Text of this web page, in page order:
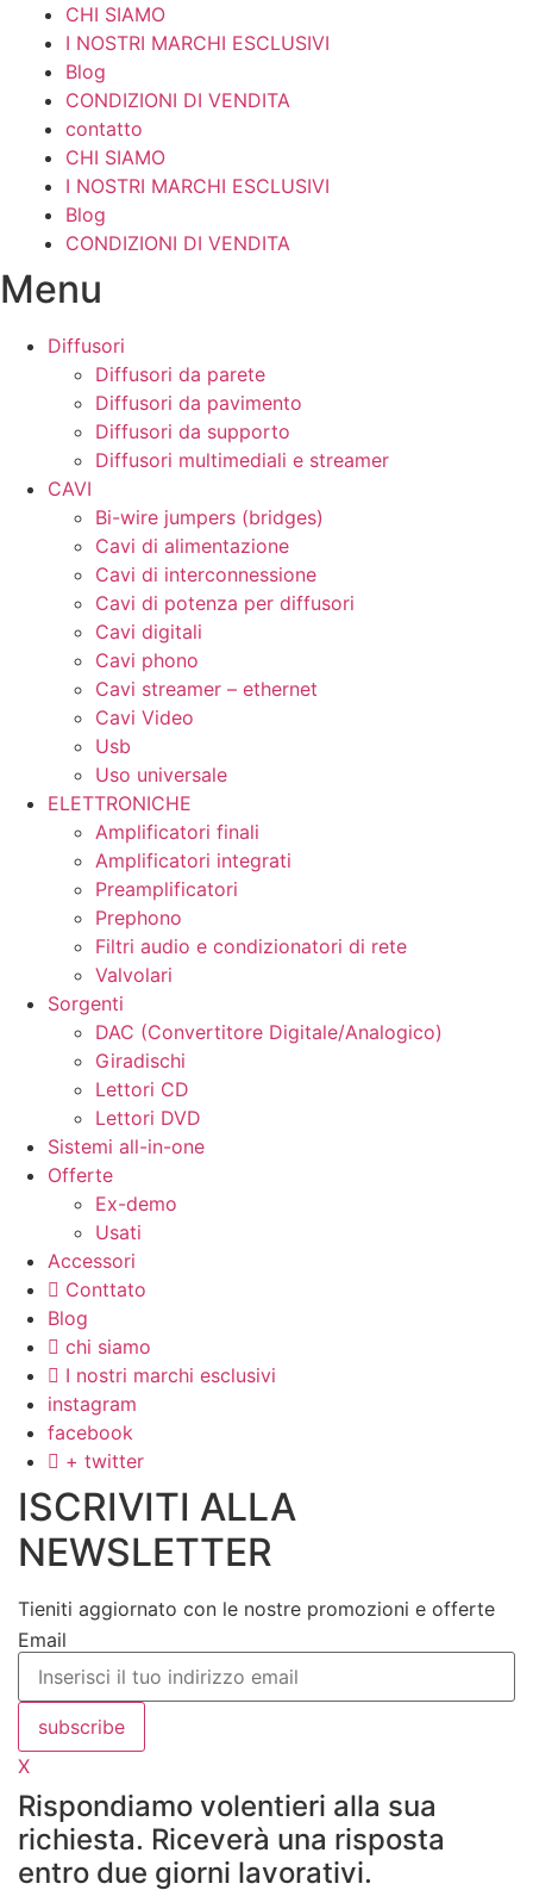
CHI SIAMO
I NOSTRI MARCHI ESCLUSIVI
Blog
CONDIZIONI DI VENDITA
contatto
CHI SIAMO
I NOSTRI MARCHI ESCLUSIVI
Blog
CONDIZIONI DI VENDITA
Menu
Diffusori
Diffusori da parete
Diffusori da pavimento
Diffusori da supporto
Diffusori multimediali e streamer
CAVI
Bi-wire jumpers (bridges)
Cavi di alimentazione
Cavi di interconnessione
Cavi di potenza per diffusori
Cavi digitali
Cavi phono
Cavi streamer – ethernet
Cavi Video
Usb
Uso universale
ELETTRONICHE
Amplificatori finali
Amplificatori integrati
Preamplificatori
Prephono
Filtri audio e condizionatori di rete
Valvolari
Sorgenti
DAC (Convertitore Digitale/Analogico)
Giradischi
Lettori CD
Lettori DVD
Sistemi all-in-one
Offerte
Ex-demo
Usati
Accessori
Conttato
Blog
chi siamo
I nostri marchi esclusivi
instagram
facebook
+ twitter
ISCRIVITI ALLA
NEWSLETTER
Tieniti aggiornato con le nostre promozioni e offerte
Email
subscribe
X
Rispondiamo volentieri alla sua
richiesta. Riceverà una risposta
entro due giorni lavorativi.